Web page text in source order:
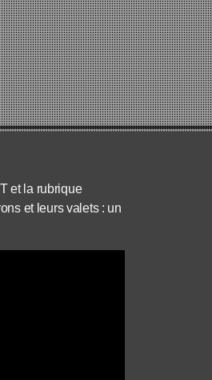
et la rubrique
et leurs valets : un